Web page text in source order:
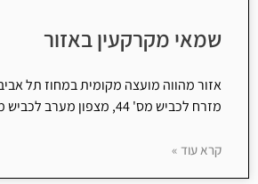
שמאי מקרקעין באזור
אזור מהווה מועצה מקומית במחוז תל
מזרח לכביש מס' 44, מצפון מערב לכביש מס' 4 (מערב
קרא עוד »